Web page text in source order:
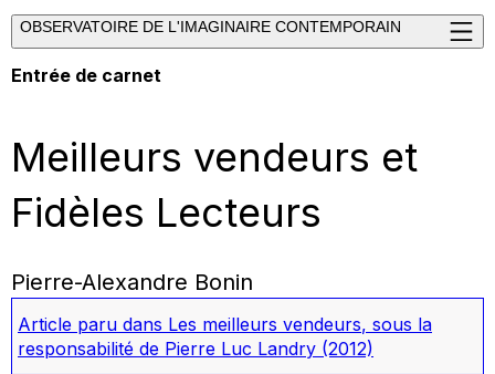
OBSERVATOIRE DE L'IMAGINAIRE CONTEMPORAIN
Entrée de carnet
Meilleurs vendeurs et
Fidèles Lecteurs
Pierre-Alexandre Bonin
Article paru dans Les meilleurs vendeurs, sous la
responsabilité de Pierre Luc Landry (2012)